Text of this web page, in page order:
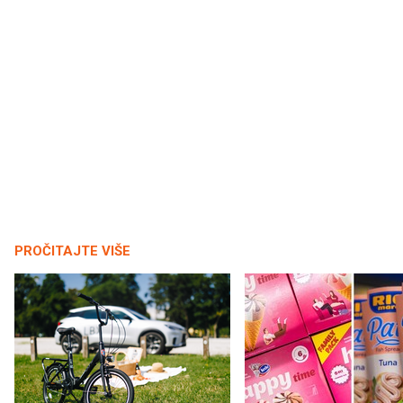
PROČITAJTE VIŠE